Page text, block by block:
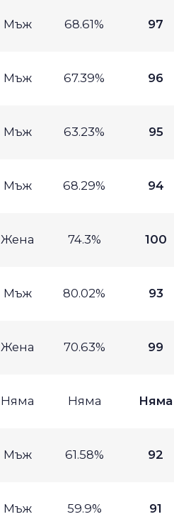
Мъж 68.61% 97
Мъж 67.39% 96
Мъж 63.23% 95
Мъж 68.29% 94
Жена 74.3% 100
Мъж 80.02% 93
Жена 70.63% 99
Няма Няма Няма
Мъж 61.58% 92
Мъж 59.9% 91